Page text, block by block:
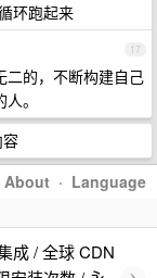
环跑起来
17
二的，不断构建自己
。
About · Language
成 / 全球 CDN